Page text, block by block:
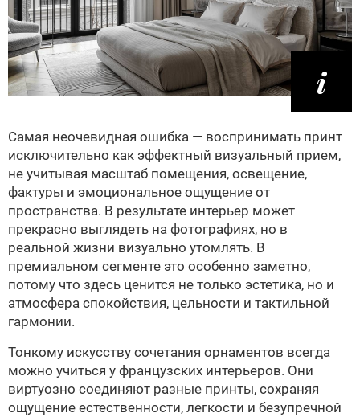
Самая неочевидная ошибка — воспринимать принт
исключительно как эффектный визуальный прием,
не учитывая масштаб помещения, освещение,
фактуры и эмоциональное ощущение от
пространства. В результате интерьер может
прекрасно выглядеть на фотографиях, но в
реальной жизни визуально утомлять. В
премиальном сегменте это особенно заметно,
потому что здесь ценится не только эстетика, но и
атмосфера спокойствия, цельности и тактильной
гармонии.
Тонкому искусству сочетания орнаментов всегда
можно учиться у французских интерьеров. Они
виртуозно соединяют разные принты, сохраняя
ощущение естественности, легкости и безупречной